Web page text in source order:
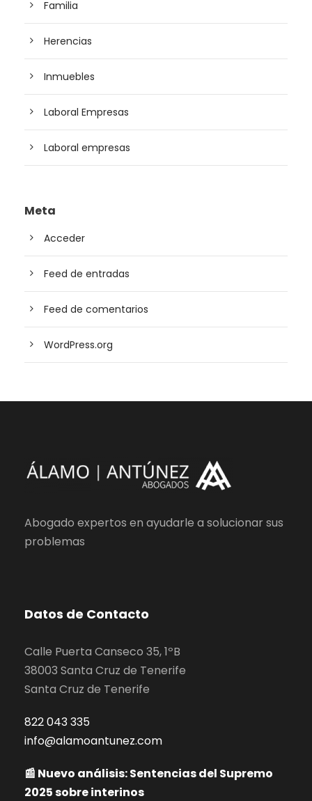
Familia
Herencias
Inmuebles
Laboral Empresas
Laboral empresas
Meta
Acceder
Feed de entradas
Feed de comentarios
WordPress.org
Abogado expertos en ayudarle a solucionar sus
problemas
Datos de Contacto
Calle Puerta Canseco 35, 1ºB
38003 Santa Cruz de Tenerife
Santa Cruz de Tenerife
822 043 335
info@alamoantunez.com
📰 Nuevo análisis: Sentencias del Supremo
2025 sobre interinos